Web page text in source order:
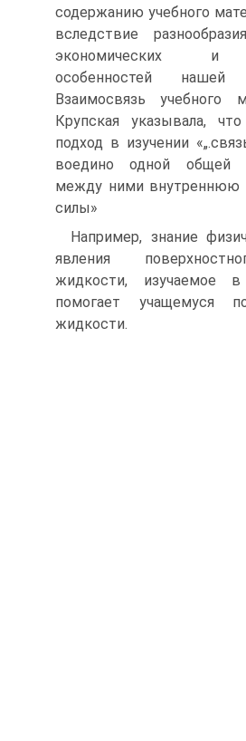
содержанию учебного
вследствие
экономических и
особенностей
Взаимосвязь учебного
Крупская указывала, что
подход в изучении
воедино одной общей
между ними внутреннюю
силы»
Например, знание
явления
жидкости, изучаемое
помогает учащемуся
жидкости.